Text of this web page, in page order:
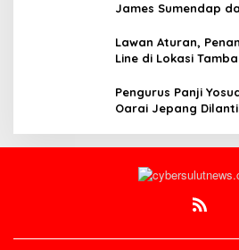
James Sumendap
Lawan Aturan,
Line di Lokasi
Pengurus Panji
Oarai Jepang